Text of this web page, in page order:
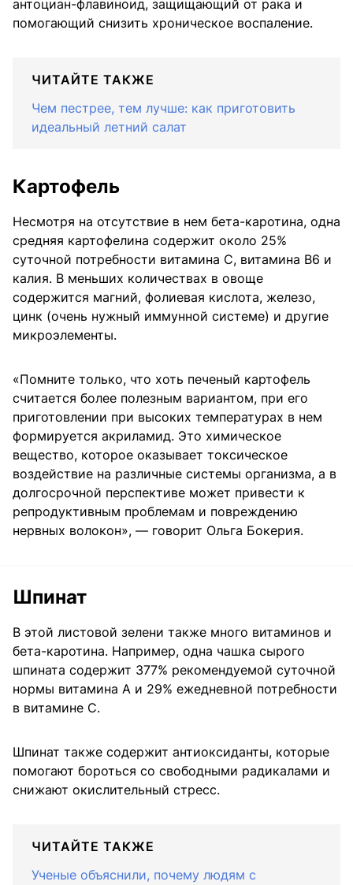
антоциан-флавиноид, защищающий от рака и
помогающий снизить хроническое воспаление.
ЧИТАЙТЕ ТАКЖЕ
Чем пестрее, тем лучше: как приготовить
идеальный летний салат
Картофель
Несмотря на отсутствие в нем бета-каротина, одна
средняя картофелина содержит около 25%
суточной потребности витамина С, витамина В6 и
калия. В меньших количествах в овоще
содержится магний, фолиевая кислота, железо,
цинк (очень нужный иммунной системе) и другие
микроэлементы.
«Помните только, что хоть печеный картофель
считается более полезным вариантом, при его
приготовлении при высоких температурах в нем
формируется акриламид. Это химическое
вещество, которое оказывает токсическое
воздействие на различные системы организма, а в
долгосрочной перспективе может привести к
репродуктивным проблемам и повреждению
нервных волокон», — говорит Ольга Бокерия.
Шпинат
В этой листовой зелени также много витаминов и
бета-каротина. Например, одна чашка сырого
шпината содержит 377% рекомендуемой суточной
нормы витамина А и 29% ежедневной потребности
в витамине С.
Шпинат также содержит антиоксиданты, которые
помогают бороться со свободными радикалами и
снижают окислительный стресс.
ЧИТАЙТЕ ТАКЖЕ
Ученые объяснили, почему людям с